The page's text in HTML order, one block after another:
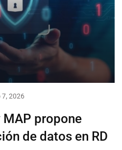
2026
MAP propone
de datos en RD